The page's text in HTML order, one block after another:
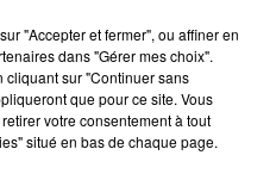
à Strasbourg :
Trautmann réagit
"Accepter et fermer", ou affiner en
dans "Gérer mes choix".
cliquant sur "Continuer sans
que pour ce site. Vous
votre consentement à tout
situé en bas de chaque page.